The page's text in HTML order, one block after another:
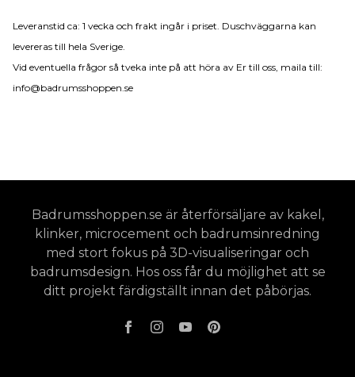
Leveranstid ca: 1 vecka och frakt ingår i priset. Duschväggarna kan
levereras till hela Sverige.
Vid eventuella frågor så tveka inte på att höra av Er till oss, maila till:
info@badrumsshoppen.se
Badrumsshoppen.se är återförsäljare av kakel,
klinker, microcement och badrumsinredning
med stort fokus på 3D-visualiseringar och
badrumsdesign. Hos oss får du möjlighet att se
ditt projekt färdigställt innan det påbörjas.